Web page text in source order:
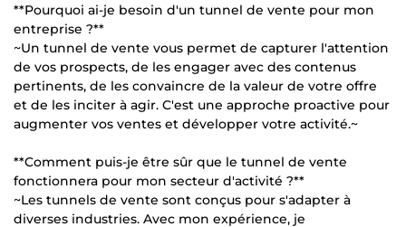
**Pourquoi ai-je besoin d'un tunnel de vente pour mon
entreprise ?**
~Un tunnel de vente vous permet de capturer l'attention
de vos prospects, de les engager avec des contenus
pertinents, de les convaincre de la valeur de votre offre
et de les inciter à agir. C'est une approche proactive pour
augmenter vos ventes et développer votre activité.~
**Comment puis-je être sûr que le tunnel de vente
fonctionnera pour mon secteur d'activité ?**
~Les tunnels de vente sont conçus pour s'adapter à
diverses industries. Avec mon expérience, je